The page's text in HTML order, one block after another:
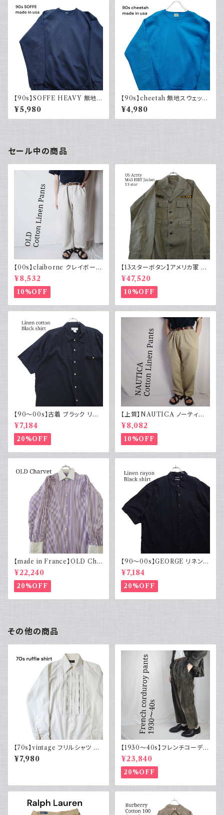
【90s】SOFFE HEAVY 無地ス
ウェット Plain sweatshirt 90
年代 古着 USA製
¥5,980
【90s】cheetah 無地スウェット
Plain sweatshirt 水色 ライト
ブルー 古着 USA製
¥4,980
セール中の商品
【00s】claiborne クレイボーン
リネンコットンパンツ ツータック
¥8,532
10%OFF
【13スターボタン】アメリカ軍 M
43 HBT ジャケット パッチ 軍物
実物
¥47,520
10%OFF
【90～00s】古着 ブラック リネ
ンコットンシャツ 黒 ボックスシ
ルエット
¥7,184
20%OFF
【上質】NAUTICA ノーティカ
コットンリネンパンツ ツータック
¥8,082
10%OFF
【made in France】OLD Cha
rvet ストライプ 切り替え 紫
¥22,240
20%OFF
【90～00s】GEORGE リネンレ
ーヨンシャツ 黒 ボックスシルエ
ット XL
¥7,184
20%OFF
その他の商品
【70s】vintage フリルシャツ ヴ
ィンテージ古着 長袖シャツ ドレ
スシャツ 白 ホワイト系 1970年
¥7,980
【1930～40s】フレンチコーデュ
ロイパンツ ヴィンテージ ダーク
ブラウン
¥23,840
20%OFF